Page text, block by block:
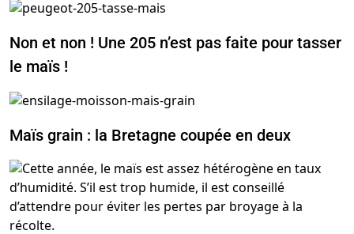
Non et non ! Une 205 n’est pas faite pour tasser
le maïs !
Maïs grain : la Bretagne coupée en deux